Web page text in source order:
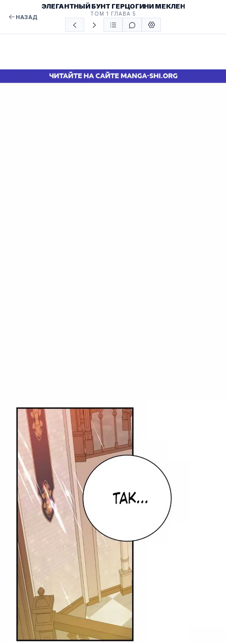
НАЗАД
ЭЛЕГАНТНЫЙ БУНТ ГЕРЦОГИНИ МЕКЛЕН
ТОМ 1 ГЛАВА 5